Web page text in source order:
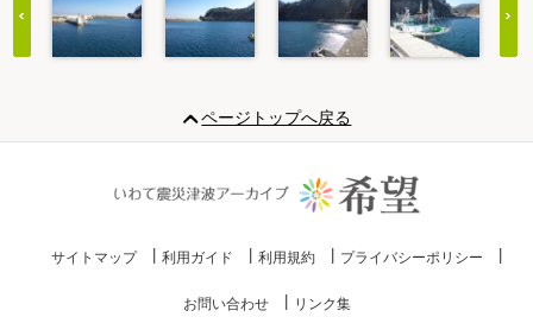
20
ページトップへ戻る
サイトマップ 利用ガイド 利用規約 プライバシーポリシー
お問い合わせ リンク集